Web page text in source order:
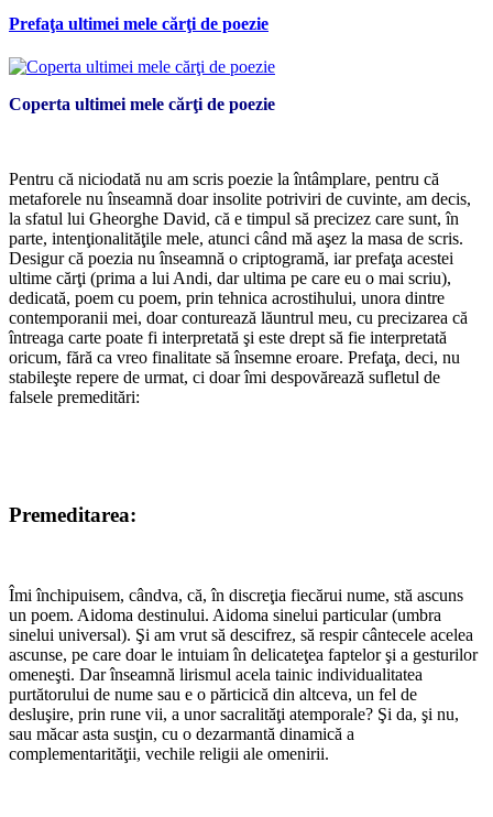
Prefaţa ultimei mele cărţi de poezie
Coperta ultimei mele cărţi de poezie
Pentru că niciodată nu am scris poezie la întâmplare, pentru că
metaforele nu înseamnă doar insolite potriviri de cuvinte, am decis,
la sfatul lui Gheorghe David, că e timpul să precizez care sunt, în
parte, intenţionalităţile mele, atunci când mă aşez la masa de scris.
Desigur că poezia nu înseamnă o criptogramă, iar prefaţa acestei
ultime cărţi (prima a lui Andi, dar ultima pe care eu o mai scriu),
dedicată, poem cu poem, prin tehnica acrostihului, unora dintre
contemporanii mei, doar conturează lăuntrul meu, cu precizarea că
întreaga carte poate fi interpretată şi este drept să fie interpretată
oricum, fără ca vreo finalitate să însemne eroare. Prefaţa, deci, nu
stabileşte repere de urmat, ci doar îmi despovărează sufletul de
falsele premeditări:
Premeditarea:
Îmi închipuisem, cândva, că, în discreţia fiecărui nume, stă ascuns
un poem. Aidoma destinului. Aidoma sinelui particular (umbra
sinelui universal). Şi am vrut să descifrez, să respir cântecele acelea
ascunse, pe care doar le intuiam în delicateţea faptelor şi a gesturilor
omeneşti. Dar înseamnă lirismul acela tainic individualitatea
purtătorului de nume sau e o părticică din altceva, un fel de
desluşire, prin rune vii, a unor sacralităţi atemporale? Şi da, şi nu,
sau măcar asta susţin, cu o dezarmantă dinamică a
complementarităţii, vechile religii ale omenirii.